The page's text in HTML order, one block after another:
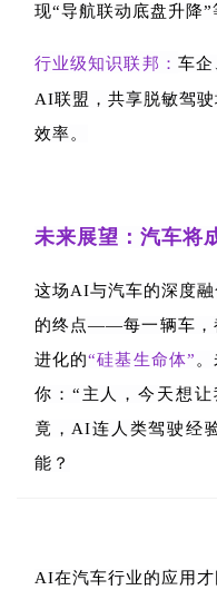
现“导航联动底盘升降”
行业级知识联邦： 车企
AI联盟，共享脱敏驾
效率。
未来展望：汽车将
这场AI与汽车的深度
的终点——每一辆车，
进化的“硅基生命体” 。
你： “ 主人，今天想
竟， AI连人类驾驶经
能？
AI在汽车行业的应用